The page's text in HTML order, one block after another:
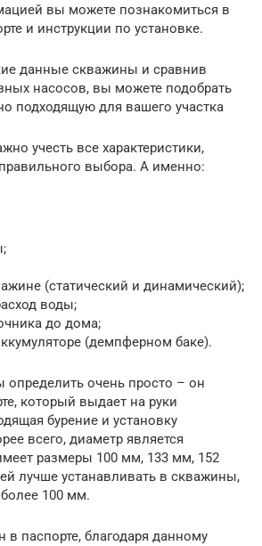
вы можете познакомиться в
и инструкции по установке.
данные скважины и сравнив
насосов, вы можете подобрать
подходящую для вашего участка
учесть все характеристики,
выбора. А именно:
(статический и динамический);
воды;
до дома;
(демпферном баке).
очень просто – он
который выдает на руки
бурение и установку
всего, диаметр является
размеры 100 мм, 133 мм, 152
лучше устанавливать в скважины,
100 мм.
в паспорте, благодаря данному